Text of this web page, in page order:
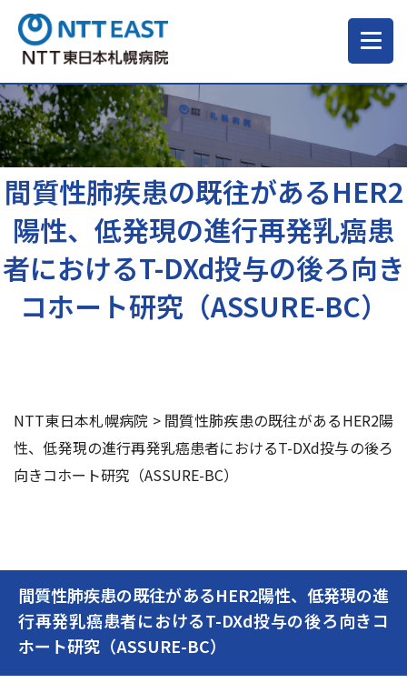
当院について
ご来院される方へ
診療科・部門
医療・介護関係の方
交通アクセス
間質性肺疾患の既往があるHER2陽性、低発現の進
行再発乳癌患者におけるT-DXd投与の後ろ向きコ
ホート研究（ASSURE-BC）
間質性肺疾患の既往があるHER2
陽性、低発現の進行再発乳癌患
者におけるT-DXd投与の後ろ向き
コホート研究（ASSURE-BC）
NTT東日本札幌病院 > 間質性肺疾患の既往があるHER2陽
性、低発現の進行再発乳癌患者におけるT-DXd投与の後ろ
向きコホート研究（ASSURE-BC）